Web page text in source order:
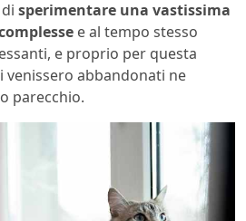
sperimentare una vastissima
e al tempo stesso
e proprio per questa
venissero abbandonati ne
parecchio.